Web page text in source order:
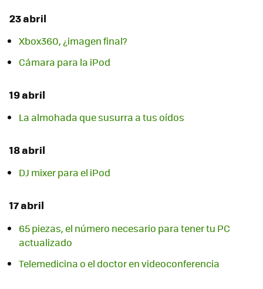
23 abril
Xbox360, ¿imagen final?
Cámara para la iPod
19 abril
La almohada que susurra a tus oídos
18 abril
DJ mixer para el iPod
17 abril
65 piezas, el número necesario para tener tu PC
actualizado
Telemedicina o el doctor en videoconferencia